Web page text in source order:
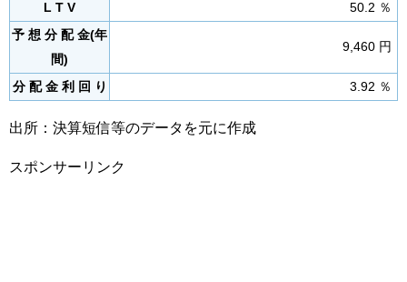
L T V
50.2 ％
予 想 分 配 金(年
間)
9,460 円
分 配 金 利 回 り 3.92 ％
出所：決算短信等のデータを元に作成
スポンサーリンク